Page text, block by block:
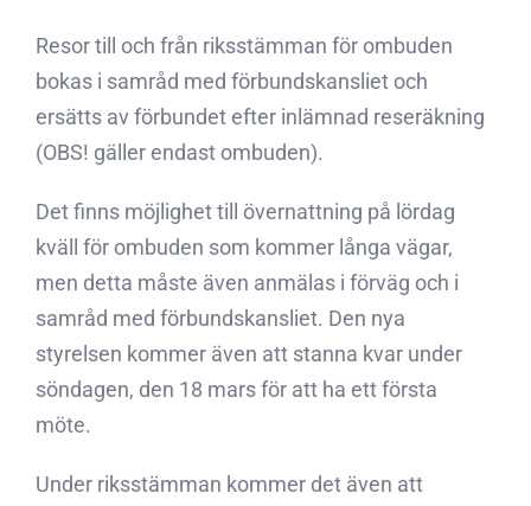
Resor till och från riksstämman för ombuden
bokas i samråd med förbundskansliet och
ersätts av förbundet efter inlämnad reseräkning
(OBS! gäller endast ombuden).
Det finns möjlighet till övernattning på lördag
kväll för ombuden som kommer långa vägar,
men detta måste även anmälas i förväg och i
samråd med förbundskansliet. Den nya
styrelsen kommer även att stanna kvar under
söndagen, den 18 mars för att ha ett första
möte.
Under riksstämman kommer det även att